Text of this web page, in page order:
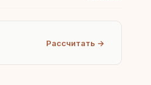
Рассчитать →